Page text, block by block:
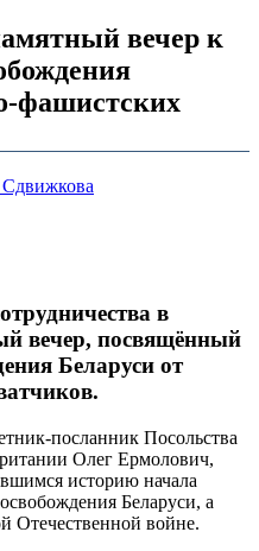
вечер к
фашистских
в
вечер, посвящённый
Беларуси от
посланник Посольства
Олег Ермолович,
историю начала
Беларуси, а
Отечественной войне.